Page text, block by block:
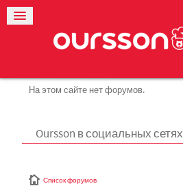
На этом сайте нет форумов.
Oursson в социальных сетях
Список форумов